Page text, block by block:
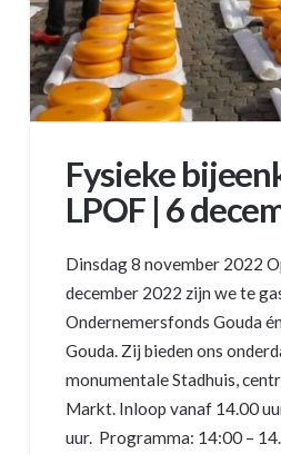
Fysieke
LPOF | 6
Dinsdag 8 november 2022
december 2022 zijn we te
Ondernemersfonds Gouda
Gouda. Zij bieden ons
monumentale Stadhuis,
Markt. Inloop vanaf 14.00
uur. Programma: 14:00 –